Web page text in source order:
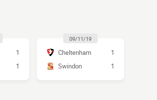
1
1
09/11/19
Cheltenham
1
Swindon
1